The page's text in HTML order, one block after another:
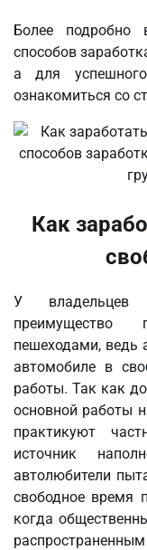
Более подробно
способов
а для
ознакомиться со
Как
У владельцев
преимущество
пешеходами, ведь
автомобиле в
работы. Так как
основной работы
практикуют
источник
автолюбители
свободное время
когда